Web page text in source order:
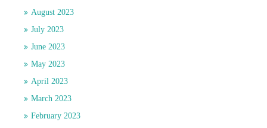
August 2023
July 2023
June 2023
May 2023
April 2023
March 2023
February 2023